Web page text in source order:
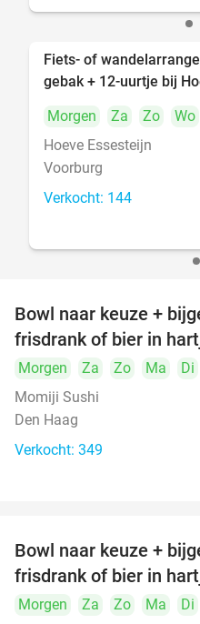
Fiets- of
gebak + 12-uurtje bij
Morgen
Za Zo
Wo
Hoeve Essesteijn
Voorburg
Verkocht: 144
Bowl naar keuze +
frisdrank of bier in
Morgen Za Zo Ma Di
Momiji Sushi
Den Haag
Verkocht: 349
Bowl naar keuze +
frisdrank of bier in
Morgen Za Zo Ma Di